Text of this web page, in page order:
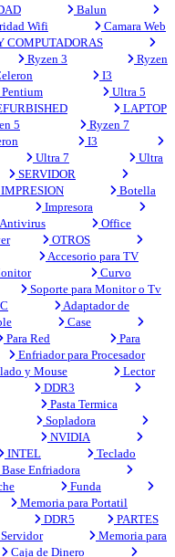
Balun
Wifi
Camara Web
COMPUTADORAS
Ryzen 3
Ryzen
I3
Pentium
Ultra 5
LAPTOP
5
Ryzen 7
I3
Ultra 7
Ultra
SERVIDOR
IMPRESION
Botella
Impresora
Antivirus
Office
OTROS
Accesorio para TV
Curvo
Soporte para Monitor o Tv
Adaptador de
Case
Para Red
Para
Enfriador para Procesador
y Mouse
Lector
DDR3
Pasta Termica
Sopladora
NVIDIA
INTEL
Teclado
Base Enfriadora
Funda
Memoria para Portatil
DDR5
PARTES
Memoria para
Caja de Dinero